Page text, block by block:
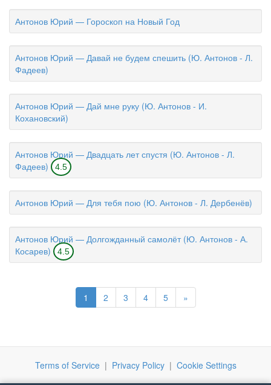
Антонов Юрий — Гороскоп на Новый Год
Антонов Юрий — Давай не будем спешить (Ю. Антонов - Л.
Фадеев)
Антонов Юрий — Дай мне руку (Ю. Антонов - И.
Кохановский)
Антонов Юрий — Двадцать лет спустя (Ю. Антонов - Л.
Фадеев)
4.5
Антонов Юрий — Для тебя пою (Ю. Антонов - Л. Дербенёв)
Антонов Юрий — Долгожданный самолёт (Ю. Антонов - А.
Косарев)
4.5
1 2 3 4 5 »
Terms of Service| Privacy Policy| Cookie Settings